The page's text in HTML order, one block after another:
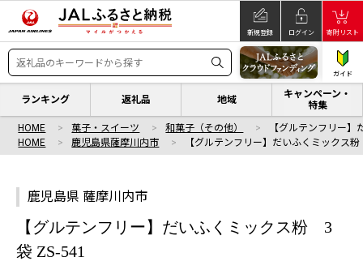
新規登録 ログイン 寄附リスト
ガイド
ランキング 返礼品 地域
キャンペーン・
特集
HOME 菓子・スイーツ 和菓子（その他）
【グルテンフリー
HOME
鹿児島県薩摩川内市 【グルテンフリー】だいふくミックス
鹿児島県 薩摩川内市
【グルテンフリー】だいふくミックス粉 3
袋 ZS-541